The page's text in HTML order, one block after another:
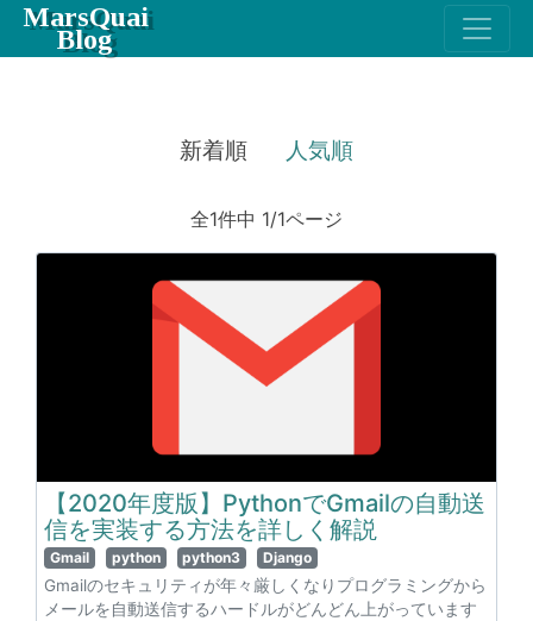
MarsQuai
Blog
新着順 人気順
全1件中 1/1ページ
【2020年度版】PythonでGmailの自動送
信を実装する方法を詳しく解説
Gmail python python3 Django
Gmailのセキュリティが年々厳しくなりプログラミングから
メールを自動送信するハードルがどんどん上がっています